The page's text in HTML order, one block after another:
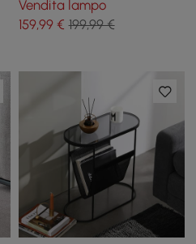
portariviste
Vendita lampo
159,99€ 199,99 €